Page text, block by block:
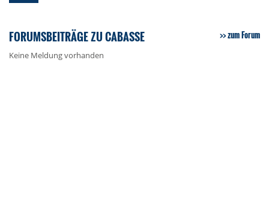
FORUMSBEITRÄGE ZU CABASSE zum Forum
Keine Meldung vorhanden